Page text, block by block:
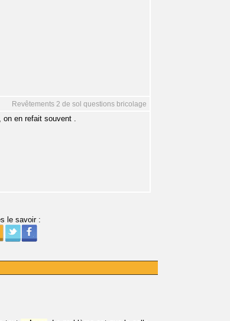
Revêtements 2 de sol questions bricolage
on en refait souvent .
le savoir :